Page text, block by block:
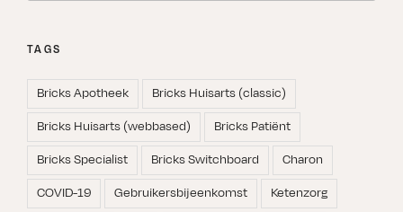
TAGS
Bricks Apotheek
Bricks Huisarts (classic)
Bricks Huisarts (webbased)
Bricks Patiënt
Bricks Specialist
Bricks Switchboard
Charon
COVID-19
Gebruikersbijeenkomst
Ketenzorg